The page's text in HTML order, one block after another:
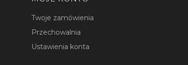
Twoje zamówienia
Przechowalnia
Ustawienia konta